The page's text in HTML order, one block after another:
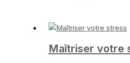
Maîtriser votre